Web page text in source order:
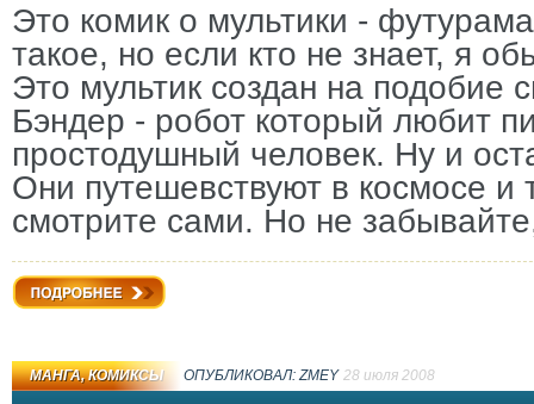
Это комик о мультики -
такое, но если кто не знает, я
Это мультик создан на подобие
Бэндер - робот который любит
простодушный человек. Ну и
Они путешевствуют в космосе
смотрите сами. Но не
МАНГА, КОМИКСЫ ОПУБЛИКОВАЛ:ZMEY 28 июля 2008